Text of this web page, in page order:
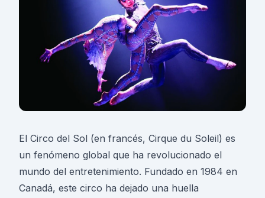
El Circo del Sol (en francés, Cirque du Soleil) es
un fenómeno global que ha revolucionado el
mundo del entretenimiento. Fundado en 1984 en
Canadá, este circo ha dejado una huella